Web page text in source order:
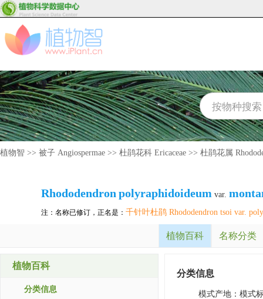
植物智 >> 被子 Angiospermae >> 杜鹃花科 Ericaceae >> 杜鹃花属
Rhododendron polyraphidoideum var.
注：名称已修订，正名是： 千针叶杜鹃 Rhododendron tsoi var.
植物百科 名称分类
植物百科
分类信息
分类信息
模式产地 ： 模式